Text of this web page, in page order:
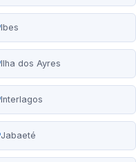
Ibes
Ilha dos Ayres
Interlagos
Jabaeté